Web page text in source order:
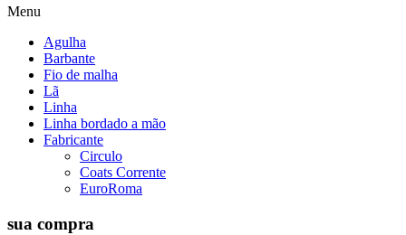
Menu
Agulha
Barbante
Fio de malha
Lã
Linha
Linha bordado a mão
Fabricante
Circulo
Coats Corrente
EuroRoma
sua compra